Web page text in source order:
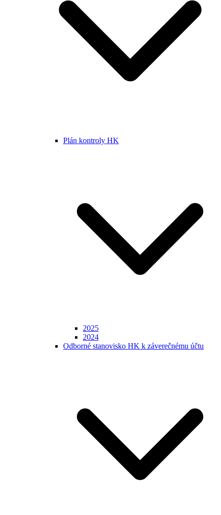
Plán kontroly HK
2025
2024
Odborné stanovisko HK k záverečnému účtu